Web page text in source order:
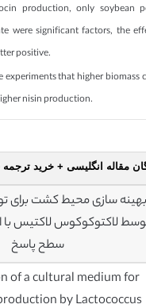
production, only soybean
were significant factors, the
positive.
experiments that higher
nisin production.
مقاله انگلیسی + خرید
بهینه سازی محیط کشت برای
لاکتوکوکوس لاکتیس با
سطح پاسخ
of a cultural medium for
by Lactococcus